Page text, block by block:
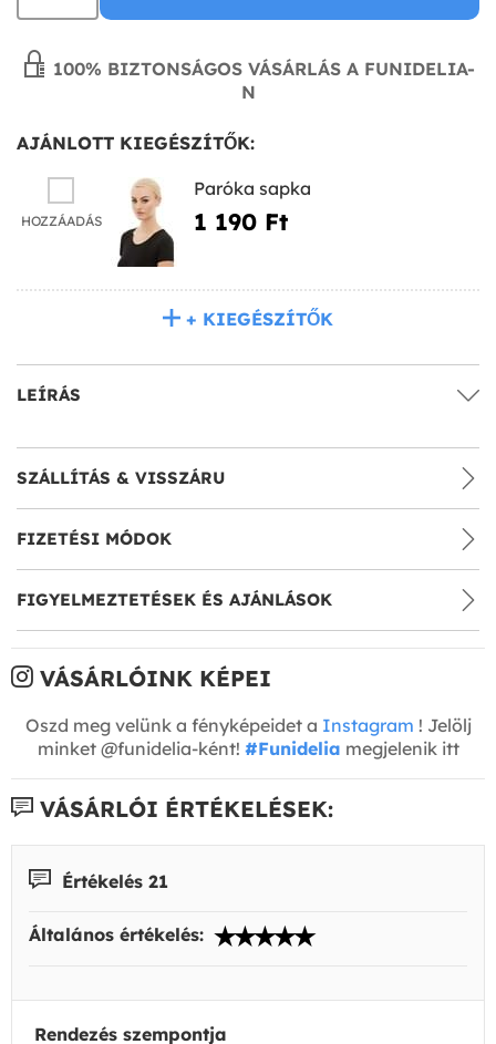
100% BIZTONSÁGOS VÁSÁRLÁS A FUNIDELIA-
N
AJÁNLOTT KIEGÉSZÍTŐK:
HOZZÁADÁS
Paróka sapka
1 190 Ft‎
+ KIEGÉSZÍTŐK
LEÍRÁS
SZÁLLÍTÁS & VISSZÁRU
FIZETÉSI MÓDOK
FIGYELMEZTETÉSEK ÉS AJÁNLÁSOK
VÁSÁRLÓINK KÉPEI
Oszd meg velünk a fényképeidet a Instagram ! Jelölj
minket @funidelia-ként! #Funidelia megjelenik itt
VÁSÁRLÓI ÉRTÉKELÉSEK:
Értékelés 21
Általános értékelés:
Rendezés szempontja